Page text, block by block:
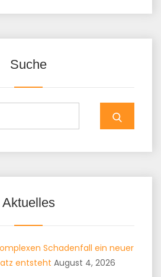
Suche
Aktuelles
Schadenfall ein neuer
entsteht August 4, 2026